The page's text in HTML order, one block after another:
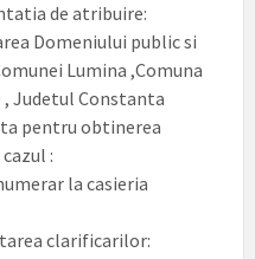
de atribuire:
Domeniului public si
Lumina ,Comuna
, Judetul Constanta
pentru obtinerea
:
la casieria
clarificarilor: